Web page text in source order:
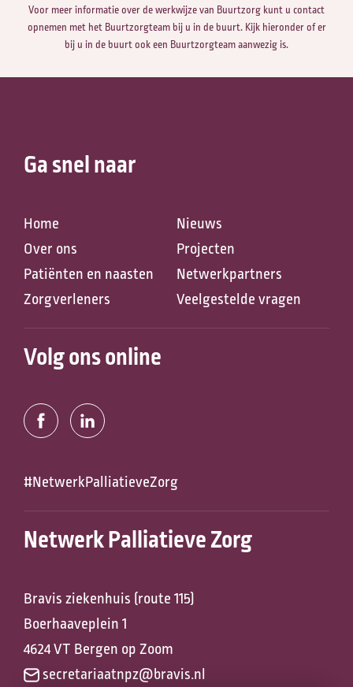
Zoeken naar
Anderen zochten ook
Voor meer informatie over de werkwijze van Buurtzorg kunt u contact
opnemen met het Buurtzorgteam bij u in de buurt. Kijk hieronder of er
bij u in de buurt ook een Buurtzorgteam aanwezig is.
Ga snel naar
Home
Over ons
Patiënten en naasten
Zorgverleners
Nieuws
Projecten
Netwerkpartners
Veelgestelde vragen
Volg ons online
#NetwerkPalliatieveZorg
Netwerk Palliatieve Zorg
Bravis ziekenhuis (route 115)
Boerhaaveplein 1
4624 VT Bergen op Zoom
secretariaatnpz@bravis.nl